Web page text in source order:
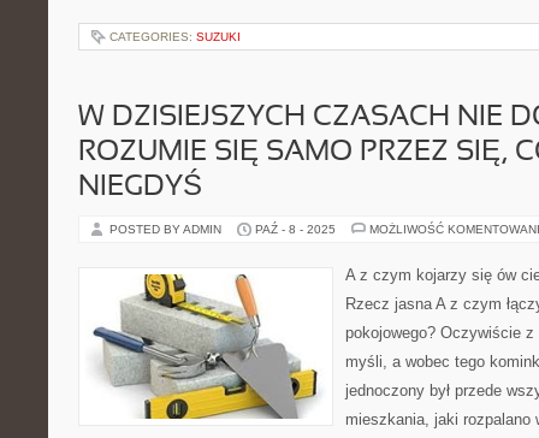
CATEGORIES: SUZUKI
W DZISIEJSZYCH CZASACH NIE
ROZUMIE SIĘ SAMO PRZEZ SIĘ,
NIEGDYŚ
POSTED BY ADMIN PAŹ - 8 - 2025 MOŻLIWOŚĆ
A z czym kojarzy się ów
Rzecz jasna A z czym
pokojowego? Oczywiście
myśli, a wobec tego
jednoczony był przede
mieszkania, jaki rozpalano